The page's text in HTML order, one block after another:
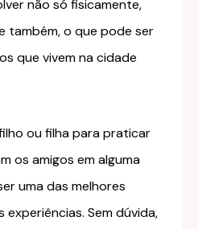
não só fisicamente,
também, o que pode ser
que vivem na cidade
ou filha para praticar
os amigos em alguma
uma das melhores
experiências. Sem dúvida,